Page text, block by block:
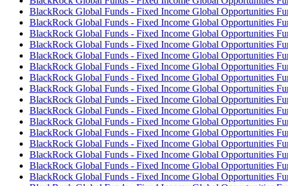
BlackRock Global Funds - Fixed Income Global Opportunities
BlackRock Global Funds - Fixed Income Global Opportunities
BlackRock Global Funds - Fixed Income Global Opportunities
BlackRock Global Funds - Fixed Income Global Opportunities
BlackRock Global Funds - Fixed Income Global Opportunities
BlackRock Global Funds - Fixed Income Global Opportunities
BlackRock Global Funds - Fixed Income Global Opportunities
BlackRock Global Funds - Fixed Income Global Opportunities
BlackRock Global Funds - Fixed Income Global Opportunities
BlackRock Global Funds - Fixed Income Global Opportunities
BlackRock Global Funds - Fixed Income Global Opportunities
BlackRock Global Funds - Fixed Income Global Opportunities
BlackRock Global Funds - Fixed Income Global Opportunities
BlackRock Global Funds - Fixed Income Global Opportunities
BlackRock Global Funds - Fixed Income Global Opportunities
BlackRock Global Funds - Fixed Income Global Opportunities